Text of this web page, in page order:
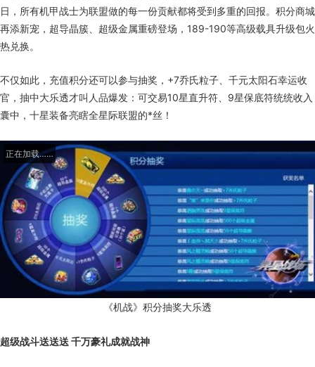
日，所有机甲战士为联盟做的每一份贡献都将受到多重的回报。积分商城
再添新宠，超导晶簇、超级金属重磅登场，189-190等高级载具升级包火
热兑换。
不仅如此，充值积分还可以参与抽奖，+7乔氏粒子、千元太阳石幸运收
官，抽中大乐透才叫人品爆发：可交易10星直升符、9星保底符统统收入
囊中，十星装备亮瞎全星际联盟的*丝！
正在加载……
《机战》积分抽奖大乐透
超级战斗送送送 千万豪礼成就战神